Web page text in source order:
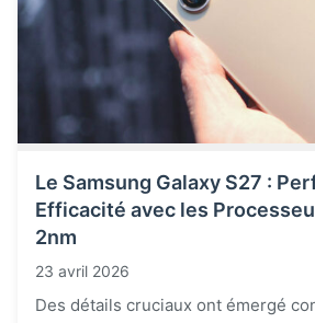
Le Samsung Galaxy S27 :
Efficacité avec les
2nm
23 avril 2026
Des détails cruciaux ont émergé